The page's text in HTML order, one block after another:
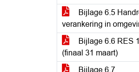
Bijlage 6.5
verankering in
Bijlage 6.6 RES
(finaal 31 maart)
Bijlage 6.7